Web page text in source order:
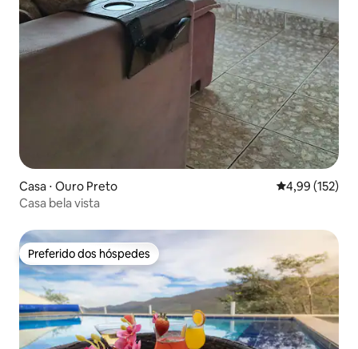
Casa ⋅ Ouro Preto 4,99 de uma
4,99 (152)
Casa bela vista
Preferido dos hóspedes
Preferido dos hóspedes